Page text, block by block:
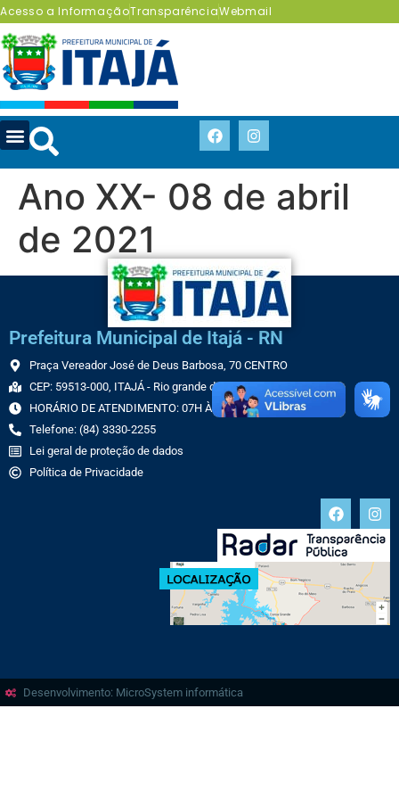
Acesso a InformaçãoTransparênciaWebmail
Ano XX- 08 de abril
de 2021
Prefeitura Municipal de Itajá - RN
Praça Vereador José de Deus Barbosa, 70 CENTRO
CEP: 59513-000, ITAJÁ - Rio grande do Norte
HORÁRIO DE ATENDIMENTO: 07H ÀS 13H
Telefone: (84) 3330-2255
Lei geral de proteção de dados
Política de Privacidade
Desenvolvimento: MicroSystem informática